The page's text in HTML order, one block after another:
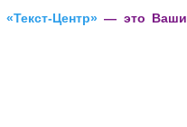
«Текст-Центр»— это Ваши